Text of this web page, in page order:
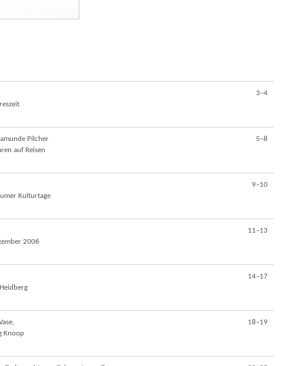
3–4
Pilcher
auf Reisen
5–8
Kulturtage
9–10
2006
11–13
14–17
Knoop
18–19